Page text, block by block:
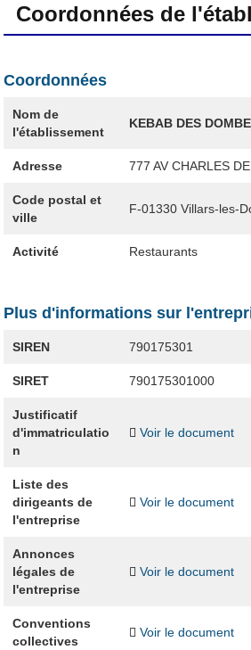
Coordonnées de
Coordonnées
Nom de
l'établissement
KEBAB DES
Adresse 777 AV CHARLES
Code postal et
ville
F-01330 Villars-les-
Activité Restaurants
Plus d'informations sur
SIREN 790175301
SIRET 790175301000
Justificatif
d'immatriculatio
n
Voir le document
Liste des
dirigeants de
l'entreprise
Voir le document
Annonces
légales de
l'entreprise
Voir le document
Conventions
collectives
Voir le document